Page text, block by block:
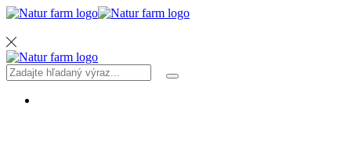
Search
input
Search